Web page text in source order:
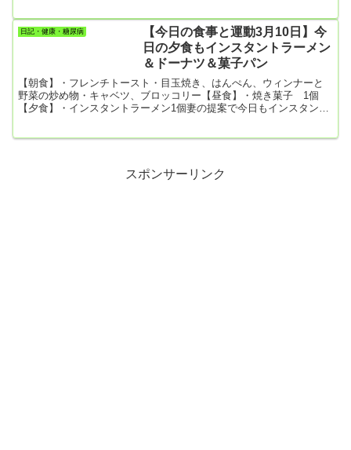
汁キャベツは満腹感にいいよね。【今日の運動】・散歩 9572歩・
かかと上げ 4分
日記・健康・糖尿病
【今日の食事と運動3月10日】今
日の夕食もインスタントラーメン
＆ドーナツ＆菓子パン
【朝食】・フレンチトースト・目玉焼き、はんぺん、ウィンナーと
野菜の炒め物・キャベツ、ブロッコリー【昼食】・焼き菓子 1個
【夕食】・インスタントラーメン1個妻の提案で今日もインスタント
スポンサーリンク